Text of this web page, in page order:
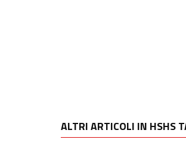
ALTRI ARTICOLI IN HSHS